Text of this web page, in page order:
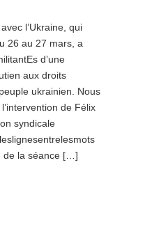
l’Ukraine, qui
26 au 27 mars, a
d’une
aux droits
ukrainien. Nous
de Félix
syndicale
de la séance […]